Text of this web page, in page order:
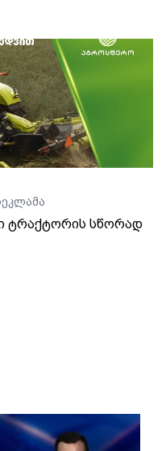
ტრაქტორის სწორად